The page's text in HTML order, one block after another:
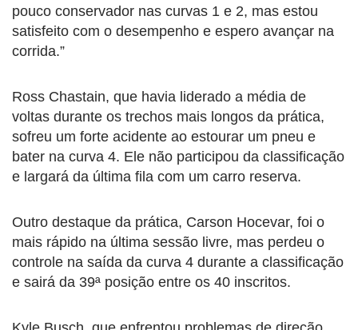
pouco conservador nas curvas 1 e 2, mas estou
satisfeito com o desempenho e espero avançar na
corrida.”
Ross Chastain, que havia liderado a média de
voltas durante os trechos mais longos da prática,
sofreu um forte acidente ao estourar um pneu e
bater na curva 4. Ele não participou da classificação
e largará da última fila com um carro reserva.
Outro destaque da prática, Carson Hocevar, foi o
mais rápido na última sessão livre, mas perdeu o
controle na saída da curva 4 durante a classificação
e sairá da 39ª posição entre os 40 inscritos.